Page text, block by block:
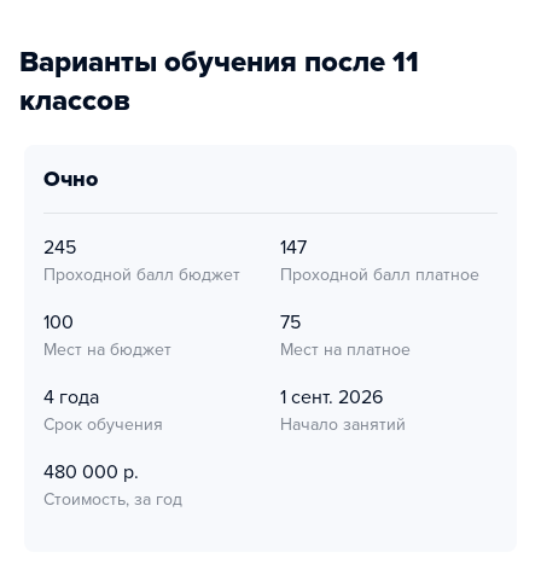
Варианты обучения после 11
классов
очно
245
Проходной балл бюджет
147
Проходной балл платное
100
Мест на бюджет
75
Мест на платное
4 года
Срок обучения
1 сент. 2026
Начало занятий
480 000 р.
Стоимость, за год